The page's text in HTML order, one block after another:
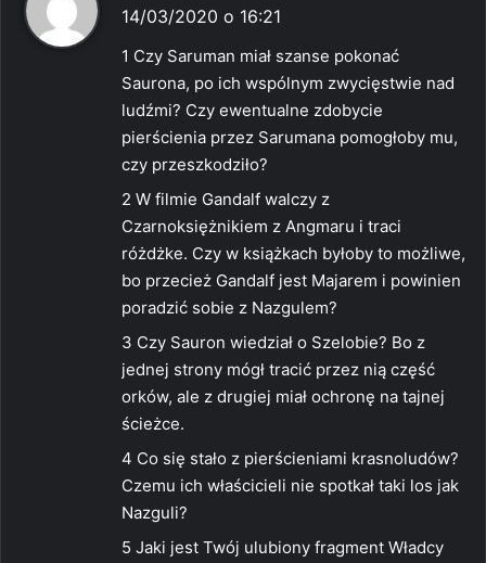
i
e
:
14/03/2020 o 16:21
1 Czy Saruman miał szanse pokonać
Saurona, po ich wspólnym zwycięstwie nad
ludźmi? Czy ewentualne zdobycie
pierścienia przez Sarumana pomogłoby mu,
czy przeszkodziło?
2 W filmie Gandalf walczy z
Czarnoksiężnikiem z Angmaru i traci
różdżke. Czy w książkach byłoby to możliwe,
bo przecież Gandalf jest Majarem i powinien
poradzić sobie z Nazgulem?
3 Czy Sauron wiedział o Szelobie? Bo z
jednej strony mógł tracić przez nią część
orków, ale z drugiej miał ochronę na tajnej
ścieżce.
4 Co się stało z pierścieniami krasnoludów?
Czemu ich właścicieli nie spotkał taki los jak
Nazguli?
5 Jaki jest Twój ulubiony fragment Władcy